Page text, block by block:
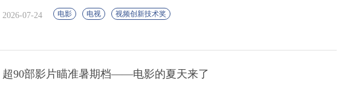
2026-07-24 电影 电视 视频创新技术奖
超90部影片瞄准暑期档——电影的夏天来了